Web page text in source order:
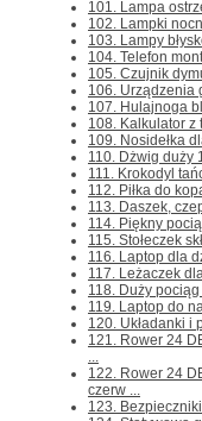
101. Lampa
102. Lampki
103. Lampy
104. Telefon
105. Czujnik
106. Urządzenia
107. Hulajnoga
108. Kalkulator z
109. Nosidełka
110. Dżwig duży
111. Krokodyl
112. Piłka do
113. Daszek,
114. Piękny
115. Stołeczek
116. Laptop dla
117. Leżaczek
118. Duży
119. Laptop do
120. Układanki i
121. Rower 24
...
122. Rower 24
czerw ...
123.